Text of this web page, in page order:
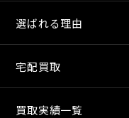
選ばれる理由
宅配買取
買取実績一覧